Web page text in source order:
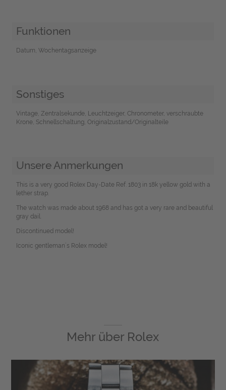
Funktionen
Datum, Wochentagsanzeige
Sonstiges
Vintage, Zentralsekunde, Leuchtzeiger, Chronometer, verschraubte
Krone, Schnellschaltung, Originalzustand/Originalteile
Unsere Anmerkungen
This is a very good Rolex Day-Date Ref. 1803 in 18k yellow gold with a
lether strap.
The watch was made about 1968 and has got a very rare and beautiful
gray dail.
Discontinued model!
Iconic gentleman´s Rolex model!
Mehr über Rolex